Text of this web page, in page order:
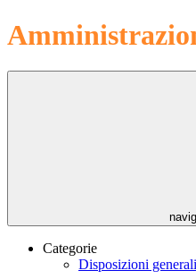
Categorie
Disposizioni generali